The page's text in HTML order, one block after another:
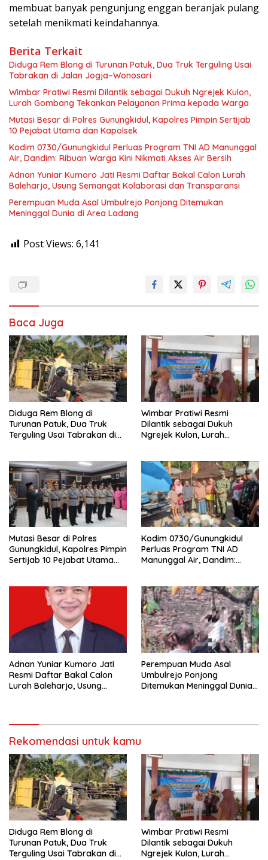
membuat banyak pengunjung enggan beranjak pulang
setelah menikmati keindahannya.
Berita Terkait
Diduga Rem Blong di Turunan Patuk, Dua Truk Terguling Usai
Tabrakan di Jalan Jogja–Wonosari
Wimbar Pratiwi Resmi Dilantik sebagai Dukuh Ngrejek Kulon,
Lurah Gombang Tekankan Pelayanan Prima kepada Warga
Mutasi Besar di Polres Gunungkidul, Kapolres Pimpin Sertijab
10 Pejabat Utama dan Kapolsek
Kodim 0730/Gunungkidul Perluas Program TNI AD Manunggal
Air, Dandim: Ribuan Warga Kini Nikmati Akses Air Bersih
Adnan Yuniar Kumoro Jati Resmi Daftar Bakal Calon Lurah
Baleharjo, Usung Semangat Kolaborasi dan Transparansi
Perempuan Muda Asal Umbulrejo Ponjong Ditemukan
Meninggal Dunia di Area Ladang
Post Views: 6,141
Baca Juga
Diduga Rem Blong di
Turunan Patuk, Dua Truk
Terguling Usai Tabrakan di
Wimbar Pratiwi Resmi
Dilantik sebagai Dukuh
Ngrejek Kulon, Lurah
Warga
Mutasi Besar di Polres
Gunungkidul, Kapolres Pimpin
Sertijab 10 Pejabat Utama
Kodim 0730/Gunungkidul
Perluas Program TNI AD
Manunggal Air, Dandim:
Adnan Yuniar Kumoro Jati
Resmi Daftar Bakal Calon
Lurah Baleharjo, Usung
Perempuan Muda Asal
Umbulrejo Ponjong
Ditemukan Meninggal Dunia
Rekomendasi untuk kamu
Diduga Rem Blong di
Turunan Patuk, Dua Truk
Terguling Usai Tabrakan di
Wimbar Pratiwi Resmi
Dilantik sebagai Dukuh
Ngrejek Kulon, Lurah